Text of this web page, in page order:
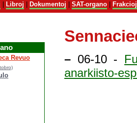
Libroj Dokumentoj SAT-organo| Frakcioj
Revuo – 06-10 -
anarkiisto-